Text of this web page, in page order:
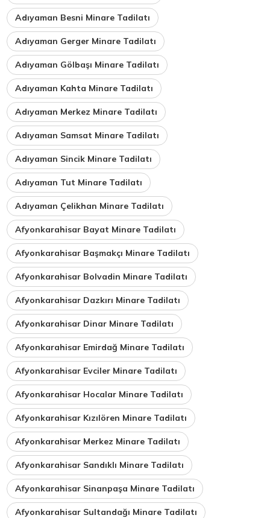
Adıyaman Besni Minare Tadilatı
Adıyaman Gerger Minare Tadilatı
Adıyaman Gölbaşı Minare Tadilatı
Adıyaman Kahta Minare Tadilatı
Adıyaman Merkez Minare Tadilatı
Adıyaman Samsat Minare Tadilatı
Adıyaman Sincik Minare Tadilatı
Adıyaman Tut Minare Tadilatı
Adıyaman Çelikhan Minare Tadilatı
Afyonkarahisar Bayat Minare Tadilatı
Afyonkarahisar Başmakçı Minare Tadilatı
Afyonkarahisar Bolvadin Minare Tadilatı
Afyonkarahisar Dazkırı Minare Tadilatı
Afyonkarahisar Dinar Minare Tadilatı
Afyonkarahisar Emirdağ Minare Tadilatı
Afyonkarahisar Evciler Minare Tadilatı
Afyonkarahisar Hocalar Minare Tadilatı
Afyonkarahisar Kızılören Minare Tadilatı
Afyonkarahisar Merkez Minare Tadilatı
Afyonkarahisar Sandıklı Minare Tadilatı
Afyonkarahisar Sinanpaşa Minare Tadilatı
Afyonkarahisar Sultandağı Minare Tadilatı